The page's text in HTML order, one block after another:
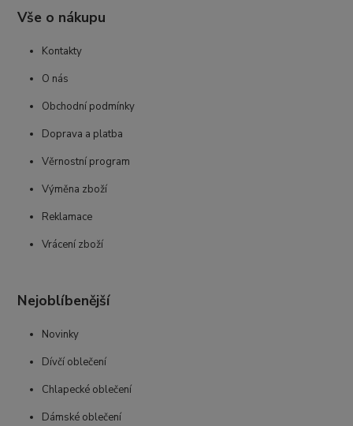
Vše o nákupu
Kontakty
O nás
Obchodní podmínky
Doprava a platba
Věrnostní program
Výměna zboží
Reklamace
Vrácení zboží
Nejoblíbenější
Novinky
Dívčí oblečení
Chlapecké oblečení
Dámské oblečení